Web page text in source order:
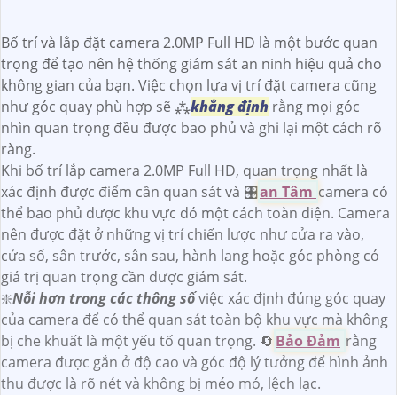
Bố trí và lắp đặt camera 2.0MP Full HD là một bước quan
trọng để tạo nên hệ thống giám sát an ninh hiệu quả cho
không gian của bạn. Việc chọn lựa vị trí đặt camera cũng
như góc quay phù hợp sẽ ⁂khẳng định rằng mọi góc
nhìn quan trọng đều được bao phủ và ghi lại một cách rõ
ràng.
Khi bố trí lắp camera 2.0MP Full HD, quan trọng nhất là
xác định được điểm cần quan sát và 🎛an Tâm camera có
thể bao phủ được khu vực đó một cách toàn diện. Camera
nên được đặt ở những vị trí chiến lược như cửa ra vào,
cửa sổ, sân trước, sân sau, hành lang hoặc góc phòng có
giá trị quan trọng cần được giám sát.
❇️Nỗi hơn trong các thông sốviệc xác định đúng góc quay
của camera để có thể quan sát toàn bộ khu vực mà không
bị che khuất là một yếu tố quan trọng. 🔄 Bảo Đảm rằng
camera được gắn ở độ cao và góc độ lý tưởng để hình ảnh
thu được là rõ nét và không bị méo mó, lệch lạc.